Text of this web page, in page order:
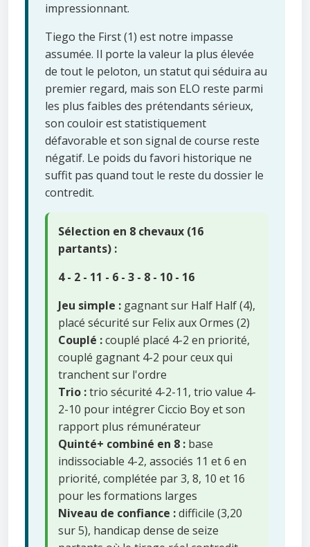
impressionnant.
Tiego the First (1) est notre impasse
assumée. Il porte la valeur la plus élevée
de tout le peloton, un statut qui séduira au
premier regard, mais son ELO reste parmi
les plus faibles des prétendants sérieux,
son couloir est statistiquement
défavorable et son signal de course reste
négatif. Le poids du favori historique ne
suffit pas quand tout le reste du dossier le
contredit.
Sélection en 8 chevaux (16
partants) :
4 - 2 - 11 - 6 - 3 - 8 - 10 - 16
Jeu simple : gagnant sur Half Half (4),
placé sécurité sur Felix aux Ormes (2)
Couplé :couplé placé 4-2 en priorité,
couplé gagnant 4-2 pour ceux qui
tranchent sur l'ordre
Trio :trio sécurité 4-2-11, trio value 4-
2-10 pour intégrer Ciccio Boy et son
rapport plus rémunérateur
Quinté+ combiné en 8 : base
indissociable 4-2, associés 11 et 6 en
priorité, complétée par 3, 8, 10 et 16
pour les formations larges
Niveau de confiance :difficile (3,20
sur 5), handicap dense de seize